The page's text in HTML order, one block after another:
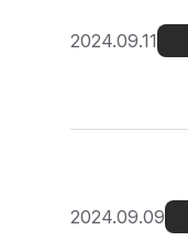
2024.09.11
2024.09.09